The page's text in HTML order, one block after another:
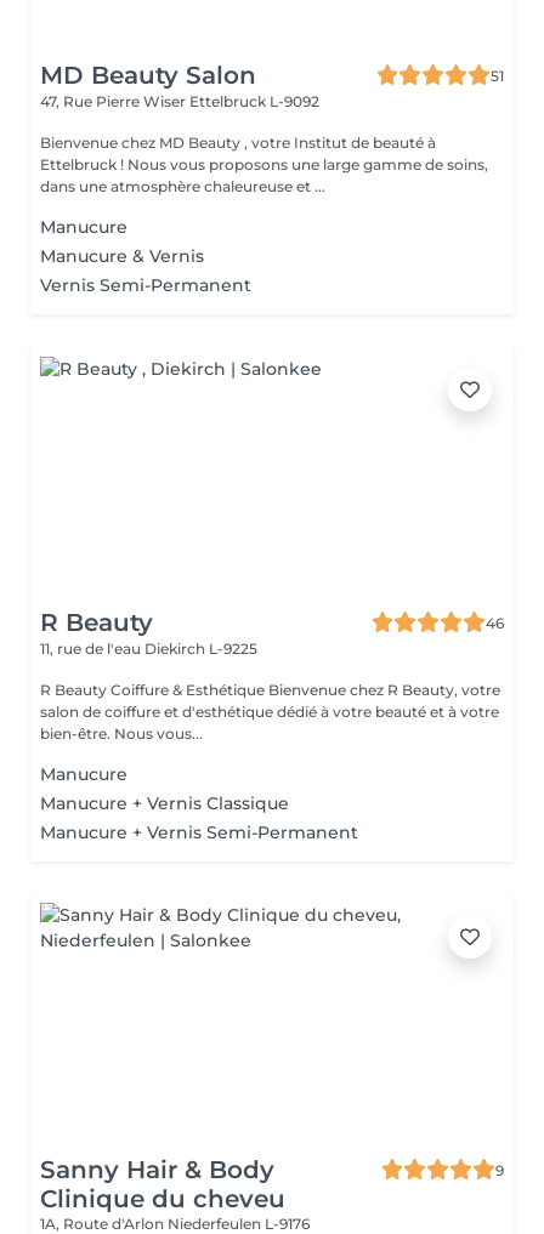
MD Beauty Salon
51
47, Rue Pierre Wiser Ettelbruck L-9092
Bienvenue chez MD Beauty , votre Institut de beauté à
Ettelbruck ! Nous vous proposons une large gamme de soins,
dans une atmosphère chaleureuse et ...
Manucure
Manucure & Vernis
Vernis Semi-Permanent
R Beauty
46
11, rue de l'eau Diekirch L-9225
R Beauty Coiffure & Esthétique Bienvenue chez R Beauty, votre
salon de coiffure et d'esthétique dédié à votre beauté et à votre
bien-être. Nous vous...
Manucure
Manucure + Vernis Classique
Manucure + Vernis Semi-Permanent
Sanny Hair & Body
Clinique du cheveu
9
1A, Route d'Arlon Niederfeulen L-9176